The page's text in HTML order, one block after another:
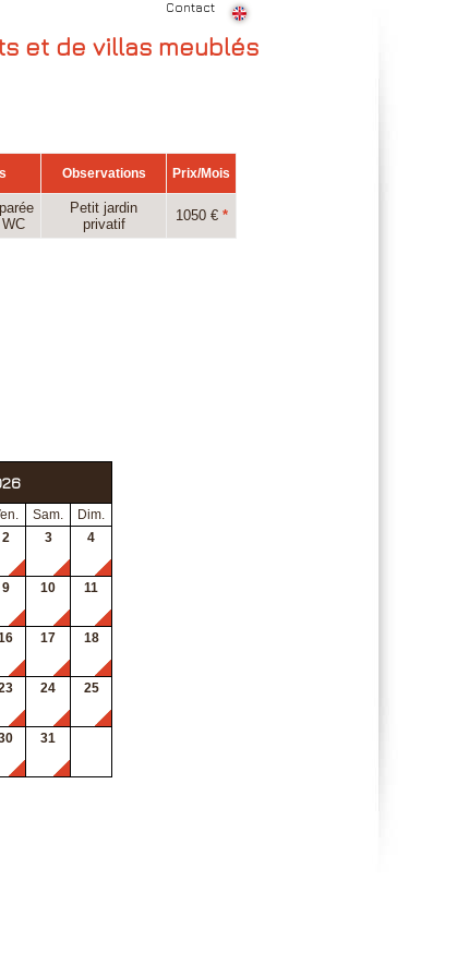
et de villas meublés
Contact
Observations Prix/Mois
Petit jardin
privatif
1050 € *
Sam.
Dim.
2 3 4
9 10 11
17 18
24 25
31